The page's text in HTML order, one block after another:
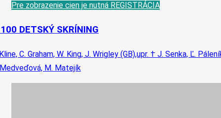
Pre zobrazenie cien je nutná REGISTRÁCIA
DETSKÝ SKRÍNING
C. Graham, W. King, J. Wrigley (GB),upr. † J. Senka, Ľ.
M. Matejík